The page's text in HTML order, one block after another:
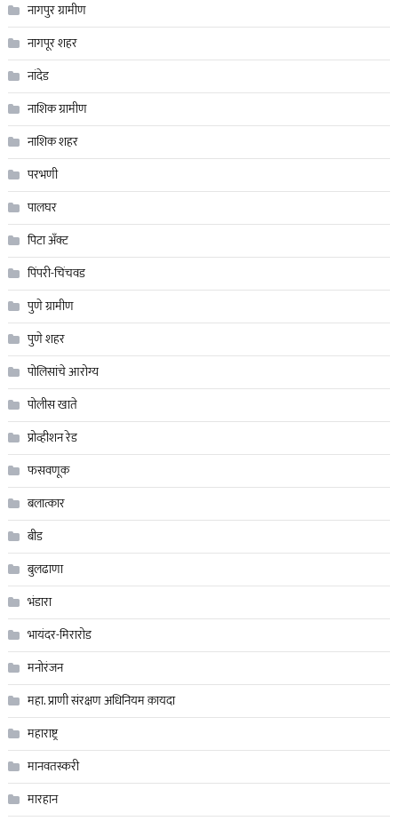
नागपुर ग्रामीण
नागपूर शहर
नांदेड
नाशिक ग्रामीण
नाशिक शहर
परभणी
पालघर
पिटा अँक्ट
पिंपरी-चिंचवड
पुणे ग्रामीण
पुणे शहर
पोलिसांचे आरोग्य
पोलीस खाते
प्रोव्हीशन रेड
फसवणूक
बलात्कार
बीड
बुलढाणा
भंडारा
भायंदर-मिरारोड
मनोरंजन
महा. प्राणी संरक्षण अधिनियम क़ायदा
महाराष्ट्र
मानवतस्करी
मारहान